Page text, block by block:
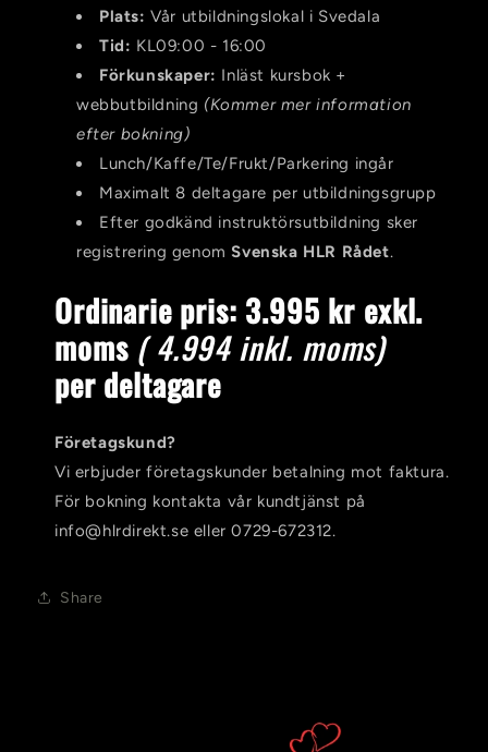
Plats: Vår utbildningslokal i Svedala
Tid: KL09:00 - 16:00
Förkunskaper: Inläst kursbok +
webbutbildning (Kommer mer information
efter bokning)
Lunch/Kaffe/Te/Frukt/Parkering ingår
Maximalt 8 deltagare per utbildningsgrupp
Efter godkänd instruktörsutbildning sker
registrering genom Svenska HLR Rådet.
Ordinarie pris: 3.995 kr exkl.
moms ( 4.994 inkl. moms)
per deltagare
Företagskund?
Vi erbjuder företagskunder betalning mot faktura.
För bokning kontakta vår kundtjänst på
info@hlrdirekt.se eller 0729-672312.
Share